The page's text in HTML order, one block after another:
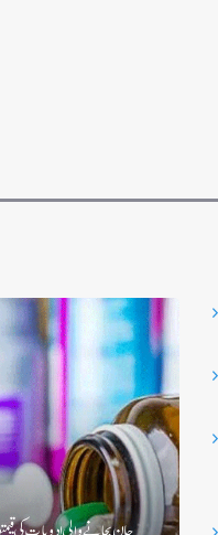
جان بچانے والی ادویات کی